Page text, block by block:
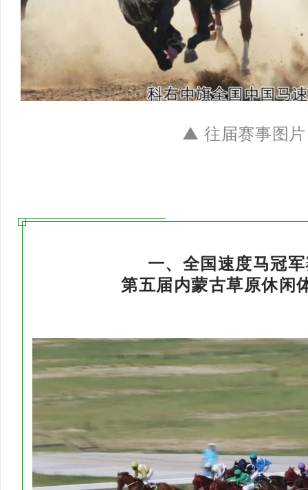
▲ 往届赛事图片
一、全国速度马冠
第五届内蒙古草原休闲